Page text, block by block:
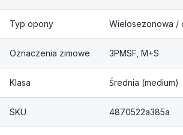
Typ opony Wielosezonowa /
Oznaczenia zimowe 3PMSF, M+S
Klasa Średnia (medium)
SKU 4870522a385a